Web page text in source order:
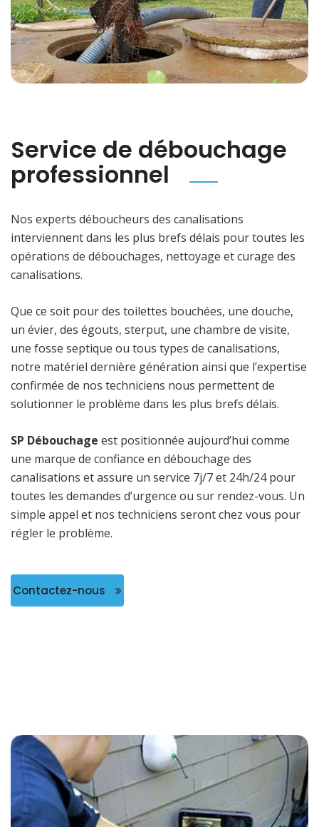
Service de débouchage
professionnel
Nos experts déboucheurs des canalisations
interviennent dans les plus brefs délais pour toutes les
opérations de débouchages, nettoyage et curage des
canalisations.
Que ce soit pour des toilettes bouchées, une douche,
un évier, des égouts, sterput, une chambre de visite,
une fosse septique ou tous types de canalisations,
notre matériel dernière génération ainsi que l’expertise
confirmée de nos techniciens nous permettent de
solutionner le problème dans les plus brefs délais.
SP Débouchage est positionnée aujourd’hui comme
une marque de confiance en débouchage des
canalisations et assure un service 7j/7 et 24h/24 pour
toutes les demandes d’urgence ou sur rendez-vous. Un
simple appel et nos techniciens seront chez vous pour
régler le problème.
Contactez-nous